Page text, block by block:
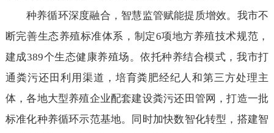
种养循环深度融合，智慧监管赋能提质增效。我市不
断完善生态养殖标准体系，制定6项地方养殖技术规范，
建成389个生态健康养殖场。依托种养结合模式，我市打
通粪污还田利用渠道，培育粪肥经纪人和第三方处理主
体，各地大型养殖企业配套建设粪污还田管网，打造一批
标准化种养循环示范基地。同时加快数智化转型，搭建智